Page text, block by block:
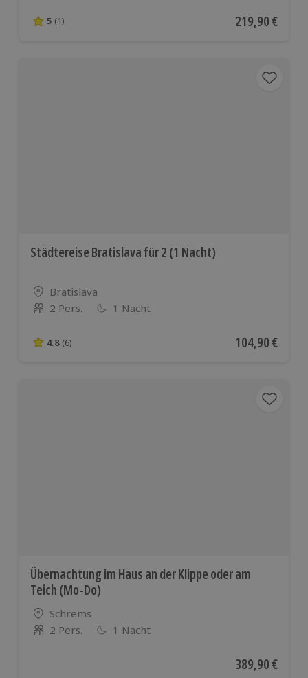
5 von 5 Sternen basierend auf 1 Bewertungen
5 (1) Aktueller Preis
219,90 €
Städtereise Bratislava für 2 (1 Nacht)
Standort
Bratislava
Anzahl der Teilnehmer
2 Pers. 1 Nacht
4.8 von 5 Sternen basierend auf 6 Bewertungen
4.8 (6) Aktueller Preis
104,90 €
Übernachtung im Haus an der Klippe oder am
Teich (Mo-Do)
Standort
Schrems
Anzahl der Teilnehmer
2 Pers. 1 Nacht
Aktueller Preis
389,90 €